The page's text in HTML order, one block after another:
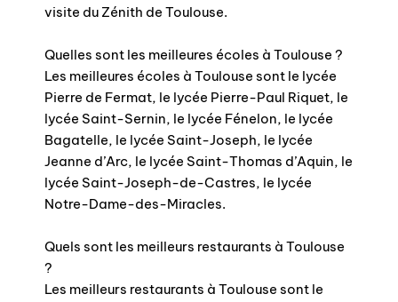
visite du Zénith de Toulouse.
Quelles sont les meilleures écoles à Toulouse ?
Les meilleures écoles à Toulouse sont le lycée
Pierre de Fermat, le lycée Pierre-Paul Riquet, le
lycée Saint-Sernin, le lycée Fénelon, le lycée
Bagatelle, le lycée Saint-Joseph, le lycée
Jeanne d’Arc, le lycée Saint-Thomas d’Aquin, le
lycée Saint-Joseph-de-Castres, le lycée
Notre-Dame-des-Miracles.
Quels sont les meilleurs restaurants à Toulouse
?
Les meilleurs restaurants à Toulouse sont le